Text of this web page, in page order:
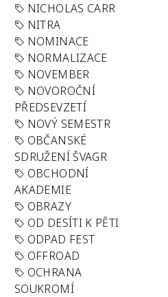
NICHOLAS CARR
NITRA
NOMINACE
NORMALIZACE
NOVEMBER
NOVOROČNÍ
PŘEDSEVZETÍ
NOVÝ SEMESTR
OBČANSKÉ
SDRUŽENÍ ŠVAGR
OBCHODNÍ
AKADEMIE
OBRAZY
OD DESÍTI K PĚTI
ODPAD FEST
OFFROAD
OCHRANA
SOUKROMÍ